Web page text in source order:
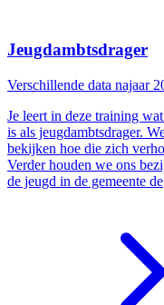
Jeugdambtsdrager
Verschillende data najaar
Je leert in deze training
is als jeugdambtsdrager.
bekijken hoe die zich
Verder houden we ons
de jeugd in de gemeente de